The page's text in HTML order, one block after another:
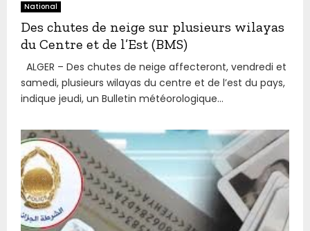
National
Des chutes de neige sur plusieurs wilayas
du Centre et de l’Est (BMS)
ALGER – Des chutes de neige affecteront, vendredi et
samedi, plusieurs wilayas du centre et de l’est du pays,
indique jeudi, un Bulletin météorologique...